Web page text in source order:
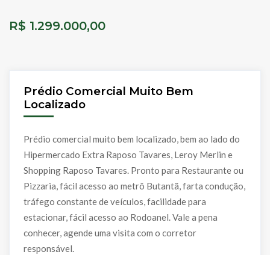
R$ 1.299.000,00
Prédio Comercial Muito Bem
Localizado
Prédio comercial muito bem localizado, bem ao lado do
Hipermercado Extra Raposo Tavares, Leroy Merlin e
Shopping Raposo Tavares. Pronto para Restaurante ou
Pizzaria, fácil acesso ao metrô Butantã, farta condução,
tráfego constante de veículos, facilidade para
estacionar, fácil acesso ao Rodoanel. Vale a pena
conhecer, agende uma visita com o corretor
responsável.